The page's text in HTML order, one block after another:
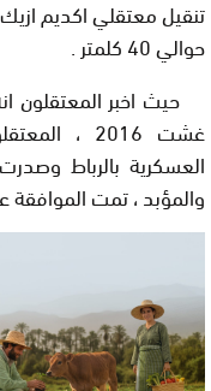
تنقيل معتقلي اكديم
حوالي 40 كلمتر
.
غشت 2016
والمؤبد ،تمت